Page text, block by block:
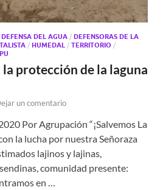
DEFENSA DEL AGUA / DEFENSORAS DE LA
/ HUMEDAL / TERRITORIO /
protección de la laguna
un comentario
Por Agrupación “¡Salvemos La
la lucha por nuestra Señoraza
lajinos y lajinas,
comunidad presente:
en …